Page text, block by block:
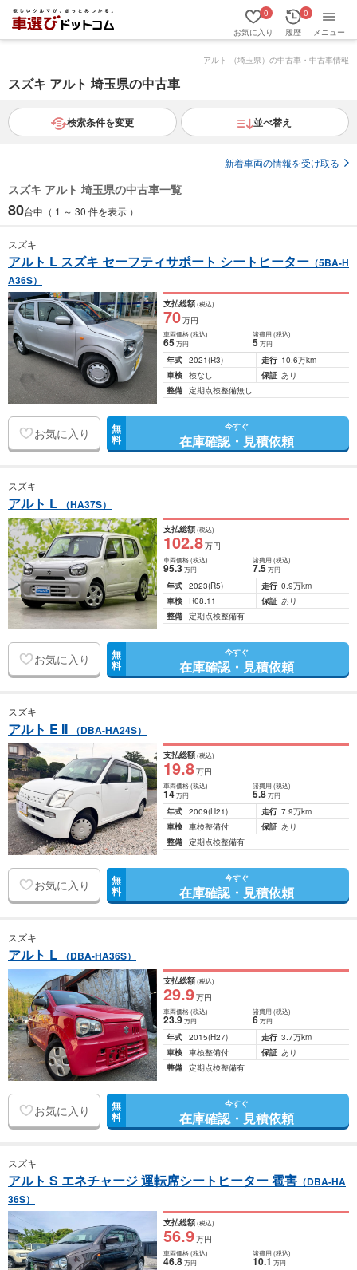
お気に入り
0
履歴
0
メニュー
アルト （埼玉県）の中古車・中古車情報
スズキ アルト 埼玉県の中古車
検索条件を変更 並べ替え
新着車両の情報を受け取る
スズキ アルト 埼玉県の中古車一覧
80台中（ 1 ～ 30 件を表示 ）
スズキ
アルト L スズキ セーフティサポート シートヒーター （5BA-H
A36S）
支払総額(税込)
70万円
車両価格(税込)
65万円
諸費用 (税込)
5 万円
年式 2021(R3) 走行 10.6万km
車検 検なし 保証 あり
整備 定期点検整備無し
お気に入り 無
料
今すぐ
在庫確認・見積依頼
スズキ
アルト L （HA37S）
支払総額(税込)
102.8万円
車両価格(税込)
95.3万円
諸費用 (税込)
7.5 万円
年式 2023(R5) 走行 0.9万km
車検
R08.11 保証 あり
整備 定期点検整備有
お気に入り 無
料
今すぐ
在庫確認・見積依頼
スズキ
アルト E II （DBA-HA24S）
支払総額(税込)
19.8万円
車両価格(税込)
14万円
諸費用 (税込)
5.8 万円
年式 2009(H21) 走行 7.9万km
車検 車検整備付 保証 あり
整備 定期点検整備有
お気に入り 無
料
今すぐ
在庫確認・見積依頼
スズキ
アルト L （DBA-HA36S）
支払総額(税込)
29.9万円
車両価格(税込)
23.9万円
諸費用 (税込)
6 万円
年式 2015(H27) 走行 3.7万km
車検 車検整備付 保証 あり
整備 定期点検整備有
お気に入り 無
料
今すぐ
在庫確認・見積依頼
スズキ
アルト S エネチャージ 運転席シートヒーター 雹害 （DBA-HA
36S）
支払総額(税込)
56.9万円
車両価格(税込)
46.8万円
諸費用 (税込)
10.1 万円